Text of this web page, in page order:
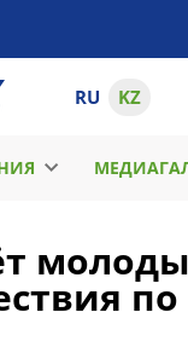
RU KZ